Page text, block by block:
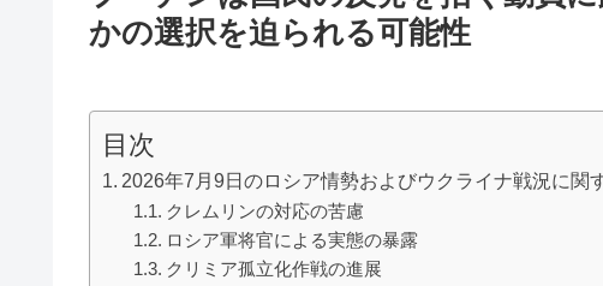
かの選択を迫られる可能性
目次
2026年7月9日のロシア情勢およびウクライナ戦況に関
クレムリンの対応の苦慮
ロシア軍将官による実態の暴露
クリミア孤立化作戦の進展